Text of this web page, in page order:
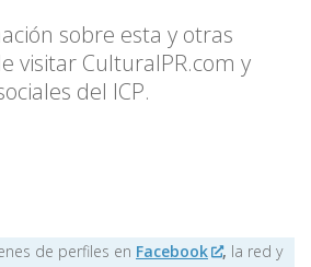
sobre esta y otras
visitar CulturalPR.com y
del ICP.
de perfiles en Facebook , la red y